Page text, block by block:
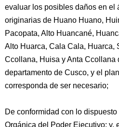
evaluar los posibles daños en el
originarias de Huano Huano,
Pacopata, Alto Huancané,
Alto Huarca, Cala Cala, Huarca,
Ccollana, Huisa y Anta Ccollana
departamento de Cusco, y el
corresponda de ser necesario;
De conformidad con lo
Orgánica del Poder Ejecutivo; y,